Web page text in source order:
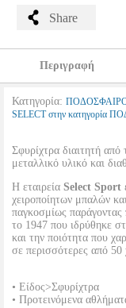
Share
Περιγραφή
Κατηγορία:
SELECT στην
Σφυρίχτρα διαιτητή
μεταλλικό υλικό και
Η εταιρεία Select Sport
χειροποίητων μπαλών
παγκοσμίως
το 1947 που ιδρύθηκε
και την ποιότητα που
σε περισσότερες από 50
• Είδος>Σφυρίχτρα
• Προτεινόμενα